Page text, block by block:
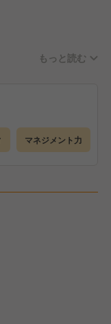
ケーションをと
携わっていただ
もっと読む
マネジメント力